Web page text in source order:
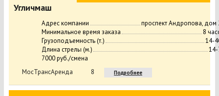
Угличмаш
Адрес компании
проспект Андропова, дом
Минимальное время заказа
8
Грузоподъемность (т.)
14-
Длина стрелы (м.)
7000 руб./смена
МосТрансАренда
8 Подробнее